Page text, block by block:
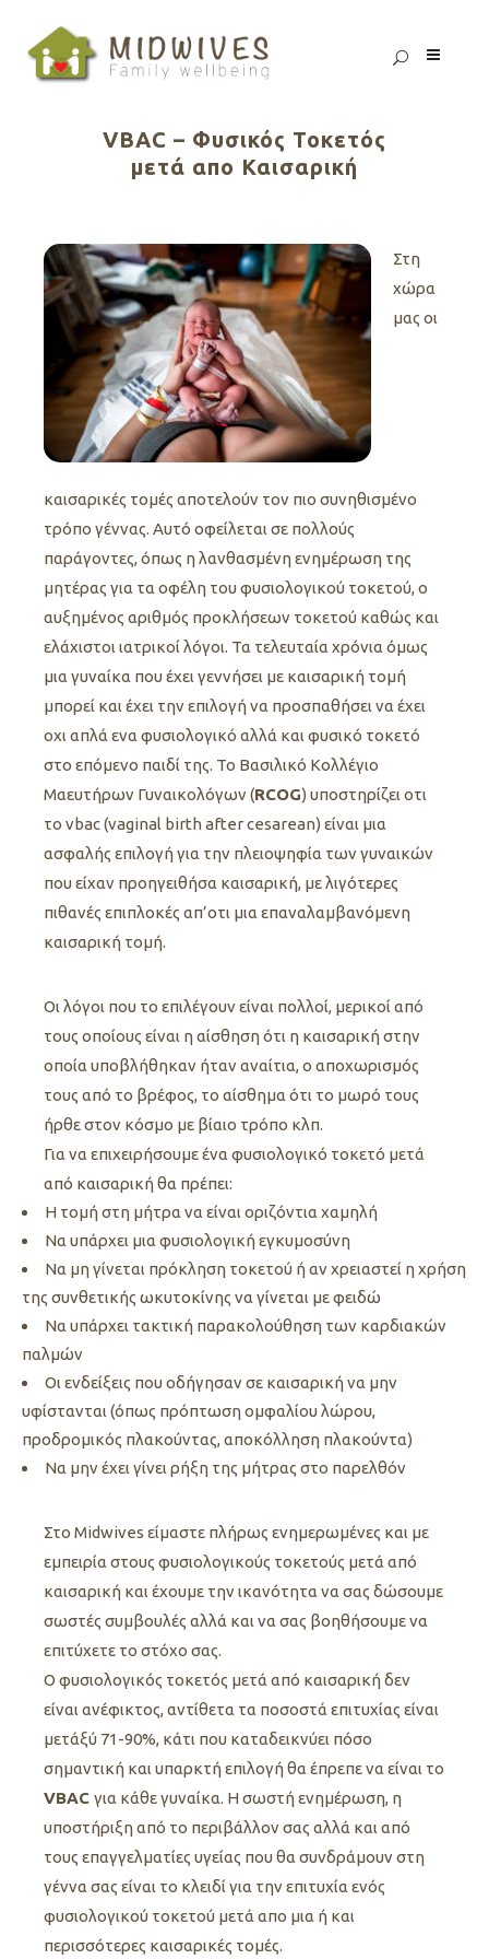
VBAC – Φυσικός Τοκετός
μετά απο Καισαρική
Στη
χώρα
μας οι
καισαρικές τομές αποτελούν τον πιο συνηθισμένο
τρόπο γέννας. Αυτό οφείλεται σε πολλούς
παράγοντες, όπως η λανθασμένη ενημέρωση της
μητέρας για τα οφέλη του φυσιολογικού τοκετού, ο
αυξημένος αριθμός προκλήσεων τοκετού καθώς και
ελάχιστοι ιατρικοί λόγοι. Τα τελευταία χρόνια όμως
μια γυναίκα που έχει γεννήσει με καισαρική τομή
μπορεί και έχει την επιλογή να προσπαθήσει να έχει
οχι απλά ενα φυσιολογικό αλλά και φυσικό τοκετό
στο επόμενο παιδί της. Το Βασιλικό Κολλέγιο
Μαευτήρων Γυναικολόγων (RCOG) υποστηρίζει οτι
το vbac (vaginal birth after cesarean) είναι μια
ασφαλής επιλογή για την πλειοψηφία των γυναικών
που είχαν προηγειθήσα καισαρική, με λιγότερες
πιθανές επιπλοκές απ’οτι μια επαναλαμβανόμενη
καισαρική τομή.
Οι λόγοι που το επιλέγουν είναι πολλοί, μερικοί από
τους οποίους είναι η αίσθηση ότι η καισαρική στην
οποία υποβλήθηκαν ήταν αναίτια, ο αποχωρισμός
τους από το βρέφος, το αίσθημα ότι το μωρό τους
ήρθε στον κόσμο με βίαιο τρόπο κλπ.
Για να επιχειρήσουμε ένα φυσιολογικό τοκετό μετά
από καισαρική θα πρέπει:
Η τομή στη μήτρα να είναι οριζόντια χαμηλή
Να υπάρχει μια φυσιολογική εγκυμοσύνη
Να μη γίνεται πρόκληση τοκετού ή αν χρειαστεί η χρήση
της συνθετικής ωκυτοκίνης να γίνεται με φειδώ
Να υπάρχει τακτική παρακολούθηση των καρδιακών
παλμών
Οι ενδείξεις που οδήγησαν σε καισαρική να μην
υφίστανται (όπως πρόπτωση ομφαλίου λώρου,
προδρομικός πλακούντας, αποκόλληση πλακούντα)
Να μην έχει γίνει ρήξη της μήτρας στο παρελθόν
Στο Μidwives είμαστε πλήρως ενημερωμένες και με
εμπειρία στους φυσιολογικούς τοκετούς μετά από
καισαρική και έχουμε την ικανότητα να σας δώσουμε
σωστές συμβουλές αλλά και να σας βοηθήσουμε να
επιτύχετε το στόχο σας.
Ο φυσιολογικός τοκετός μετά από καισαρική δεν
είναι ανέφικτος, αντίθετα τα ποσοστά επιτυχίας είναι
μετάξύ 71-90%, κάτι που καταδεικνύει πόσο
σημαντική και υπαρκτή επιλογή θα έπρεπε να είναι το
VBAC για κάθε γυναίκα. Η σωστή ενημέρωση, η
υποστήριξη από το περιβάλλον σας αλλά και από
τους επαγγελματίες υγείας που θα συνδράμουν στη
γέννα σας είναι το κλειδί για την επιτυχία ενός
φυσιολογικού τοκετού μετά απο μια ή και
περισσότερες καισαρικές τομές.